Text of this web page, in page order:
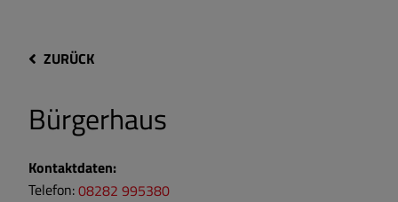
ZURÜCK
Bürgerhaus
Kontaktdaten:
Telefon:08282 995380